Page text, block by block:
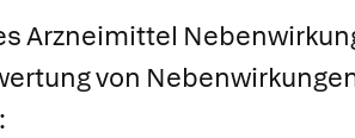
Arzneimittel
von